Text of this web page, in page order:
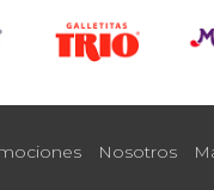
Nosotros